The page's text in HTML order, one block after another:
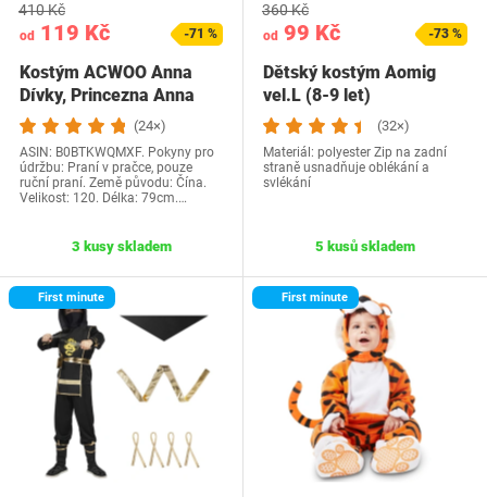
od 119 Kč
410 Kč
-71 %
Kostým ACWOO Anna
Dívky, Princezna Anna
(24×)
ASIN: B0BTKWQMXF. Pokyny pro
údržbu: Praní v pračce, pouze
ruční praní. Země původu: Čína.
Velikost: 120. Délka: 79cm.…
3 kusy skladem
od 99 Kč
360 Kč
-73 %
Dětský kostým Aomig
vel.L (8-9 let)
(32×)
Materiál: polyester Zip na zadní
straně usnadňuje oblékání a
svlékání
5 kusů skladem
First minute First minute